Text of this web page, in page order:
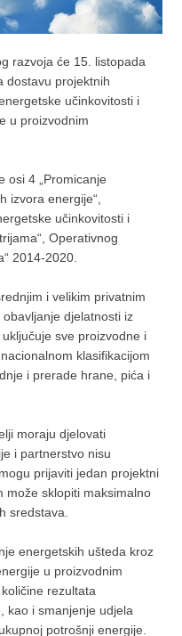
razvoja će 15. listopada
dostavu projektnih
učinkovitosti i
u proizvodnim
osi 4 „Promicanje
izvora energije“,
učinkovitosti i
Operativnog
2014-2020.
i velikim privatnim
djelatnosti iz
sve proizvodne i
klasifikacijom
i prerade hrane, pića i
moraju djelovati
i partnerstvo nisu
prijaviti jedan projektni
može sklopiti maksimalno
sredstava.
energetskih ušteda kroz
u proizvodnim
rezultata
kao i smanjenje udjela
potrošnji energije.